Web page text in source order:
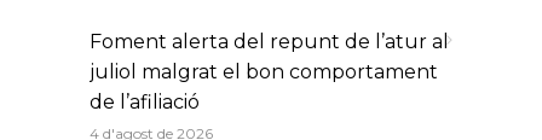
Foment alerta del repunt de l’atur al
juliol malgrat el bon comportament
de l’afiliació
4 d'agost de 2026